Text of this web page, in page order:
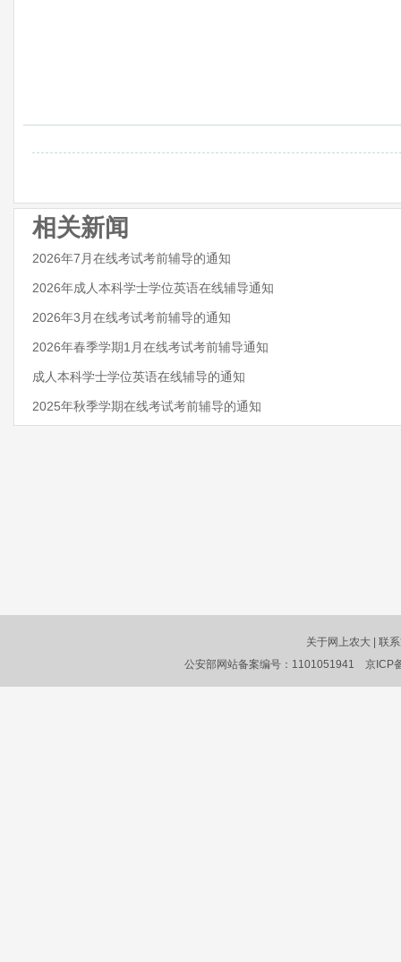
相关新闻
2026年7月在线考试考前辅导的通知
2026年成人本科学士学位英语在线辅导通知
2026年3月在线考试考前辅导的通知
2026年春季学期1月在线考试考前辅导通知
成人本科学士学位英语在线辅导的通知
2025年秋季学期在线考试考前辅导的通知